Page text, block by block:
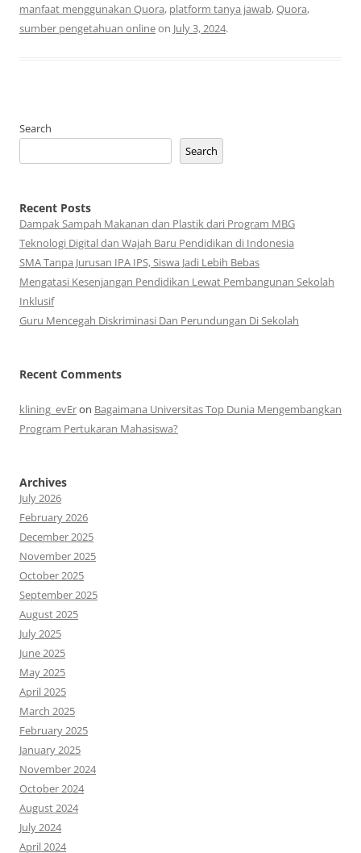
manfaat menggunakan Quora, platform tanya jawab,Quora,
sumber pengetahuan onlineon July 3, 2024.
Search
Search
Recent Posts
Dampak Sampah Makanan dan Plastik dari Program MBG
Teknologi Digital dan Wajah Baru Pendidikan di Indonesia
SMA Tanpa Jurusan IPA IPS, Siswa Jadi Lebih Bebas
Mengatasi Kesenjangan Pendidikan Lewat Pembangunan Sekolah
Inklusif
Guru Mencegah Diskriminasi Dan Perundungan Di Sekolah
Recent Comments
klining_evEron Bagaimana Universitas Top Dunia Mengembangkan
Program Pertukaran Mahasiswa?
Archives
July 2026
February 2026
December 2025
November 2025
October 2025
September 2025
August 2025
July 2025
June 2025
May 2025
April 2025
March 2025
February 2025
January 2025
November 2024
October 2024
August 2024
July 2024
April 2024